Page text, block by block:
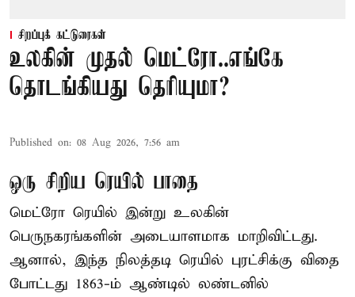
சிறப்புக் கட்டுரைகள்
உலகின் முதல் மெட்ரோ..எங்கே
தொடங்கியது தெரியுமா?
Published on: 08 Aug 2026, 7:56 am
ஒரு சிறிய ரெயில் பாதை
மெட்ரோ ரெயில் இன்று உலகின்
பெருநகரங்களின் அடையாளமாக மாறிவிட்டது.
ஆனால், இந்த நிலத்தடி ரெயில் புரட்சிக்கு விதை
போட்டது 1863-ம் ஆண்டில் லண்டனில்